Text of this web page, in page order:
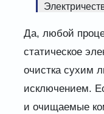
Да, любой
статическое
очистка сухим
исключением.
и очищаемые